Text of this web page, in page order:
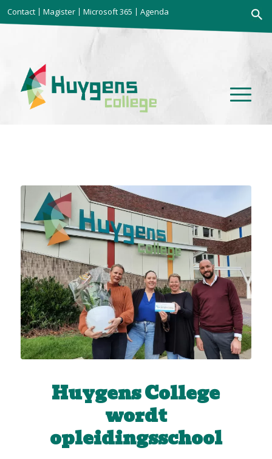
Contact Magister Microsoft 365 Agenda
naar:
Huygens College
wordt
opleidingsschool